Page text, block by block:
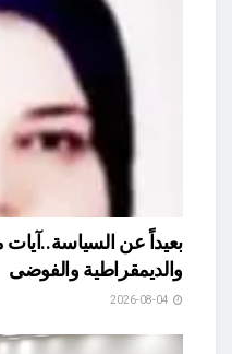
بعيداً عن
والديمقراطية والفوضى